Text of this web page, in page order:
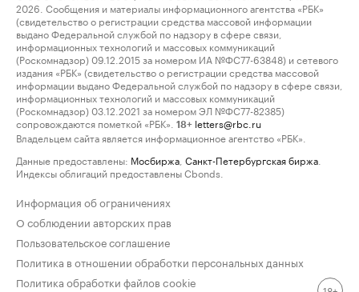
2026. Сообщения и материалы информационного агентства «РБК»
(свидетельство о регистрации средства массовой информации
выдано Федеральной службой по надзору в сфере связи,
информационных технологий и массовых коммуникаций
(Роскомнадзор) 09.12.2015 за номером ИА №ФС77-63848) и сетевого
издания «РБК» (свидетельство о регистрации средства массовой
информации выдано Федеральной службой по надзору в сфере связи,
информационных технологий и массовых коммуникаций
(Роскомнадзор) 03.12.2021 за номером ЭЛ №ФС77-82385)
сопровождаются пометкой «РБК».
18+ letters@rbc.ru
Владельцем сайта является информационное агентство «РБК».
Данные предоставлены: Мосбиржа Санкт-Петербургская биржа
Индексы облигаций предоставлены Cbonds.
Информация об ограничениях
О соблюдении авторских прав
Пользовательское соглашение
Политика в отношении обработки персональных данных
Политика обработки файлов cookie